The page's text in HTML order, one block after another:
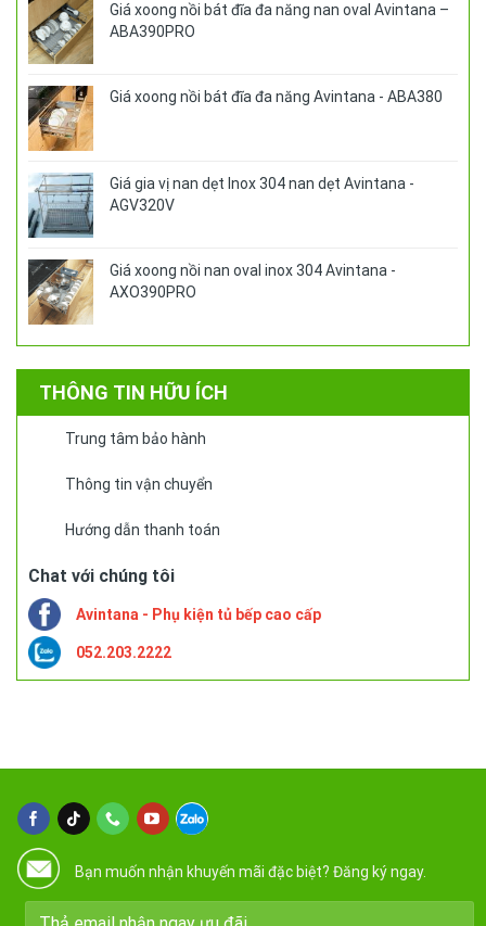
Giá xoong nồi bát đĩa đa năng nan oval Avintana –
ABA390PRO
Giá xoong nồi bát đĩa đa năng Avintana - ABA380
Giá gia vị nan dẹt Inox 304 nan dẹt Avintana -
AGV320V
Giá xoong nồi nan oval inox 304 Avintana -
AXO390PRO
THÔNG TIN HỮU ÍCH
Trung tâm bảo hành
Thông tin vận chuyển
Hướng dẫn thanh toán
Chat với chúng tôi
Avintana - Phụ kiện tủ bếp cao cấp
052.203.2222
Bạn muốn nhận khuyến mãi đặc biệt? Đăng ký ngay.